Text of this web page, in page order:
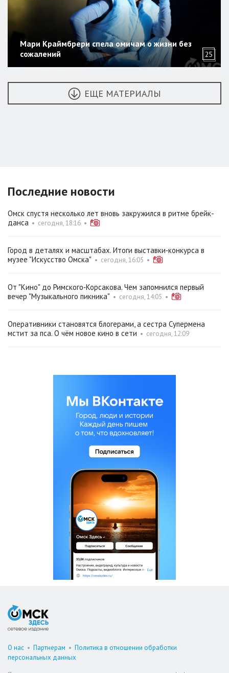
Мари Краймбрери спела омичам о жизни без
сожалений
25
ЕЩЕ МАТЕРИАЛЫ
Последние новости
Омск спустя несколько лет вновь закружился в ритме брейк-
данса • сегодня, 18:16 •
Город в деталях и масштабах. Итоги выставки‑конкурса в
музее "Искусство Омска" • сегодня, 16:05 •
От "Кино" до Римского‑Корсакова. Чем запомнился первый
вечер "Музыкального пикника" • сегодня, 14:05 •
Оперативники становятся блогерами, а сестра Супермена
мстит за пса. О чём новое кино в сети • сегодня, 12:09
О нас • Партнерам • Политика в отношении обработки
персональных данных